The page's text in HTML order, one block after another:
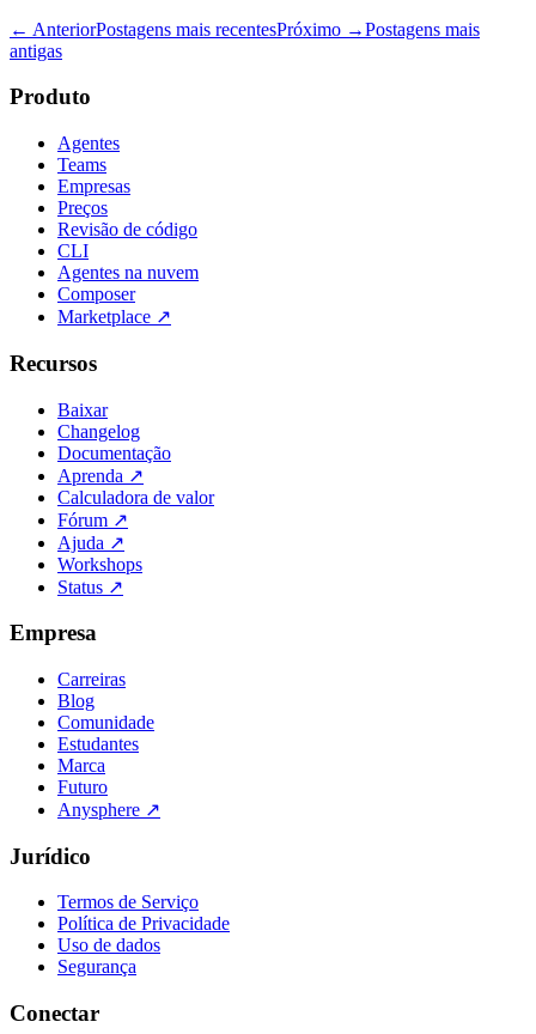
← AnteriorPostagens mais recentesPróximo →Postagens mais
antigas
Produto
Agentes
Teams
Empresas
Preços
Revisão de código
CLI
Agentes na nuvem
Composer
Marketplace ↗
Recursos
Baixar
Changelog
Documentação
Aprenda ↗
Calculadora de valor
Fórum ↗
Ajuda ↗
Workshops
Status ↗
Empresa
Carreiras
Blog
Comunidade
Estudantes
Marca
Futuro
Anysphere ↗
Jurídico
Termos de Serviço
Política de Privacidade
Uso de dados
Segurança
Conectar